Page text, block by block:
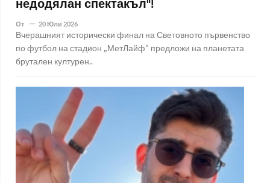
недодялан спектакъл"!
От 20 Юли 2026
Вчерашният исторически финал на Световното първенство
по футбол на стадион „МетЛайф“ предложи на планетата
брутален културен..